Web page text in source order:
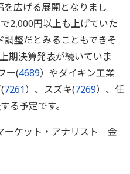
広げる展開となりまし
2,000円以上も上げていた
調整だとみることもできそ
期決算発表が続いていま
ー(4689）やダイキン工業
7261）、スズキ(7269）、任
る予定です。
ーケット・アナリスト 金